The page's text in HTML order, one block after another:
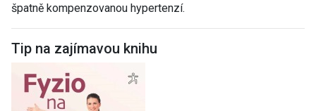
špatně kompenzovanou hypertenzí.
Tip na zajímavou knihu